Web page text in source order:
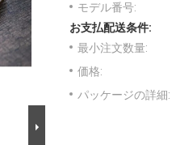
モデル番号:
お支払配送条件:
最小注文数量:
価格:
パッケージの詳細: